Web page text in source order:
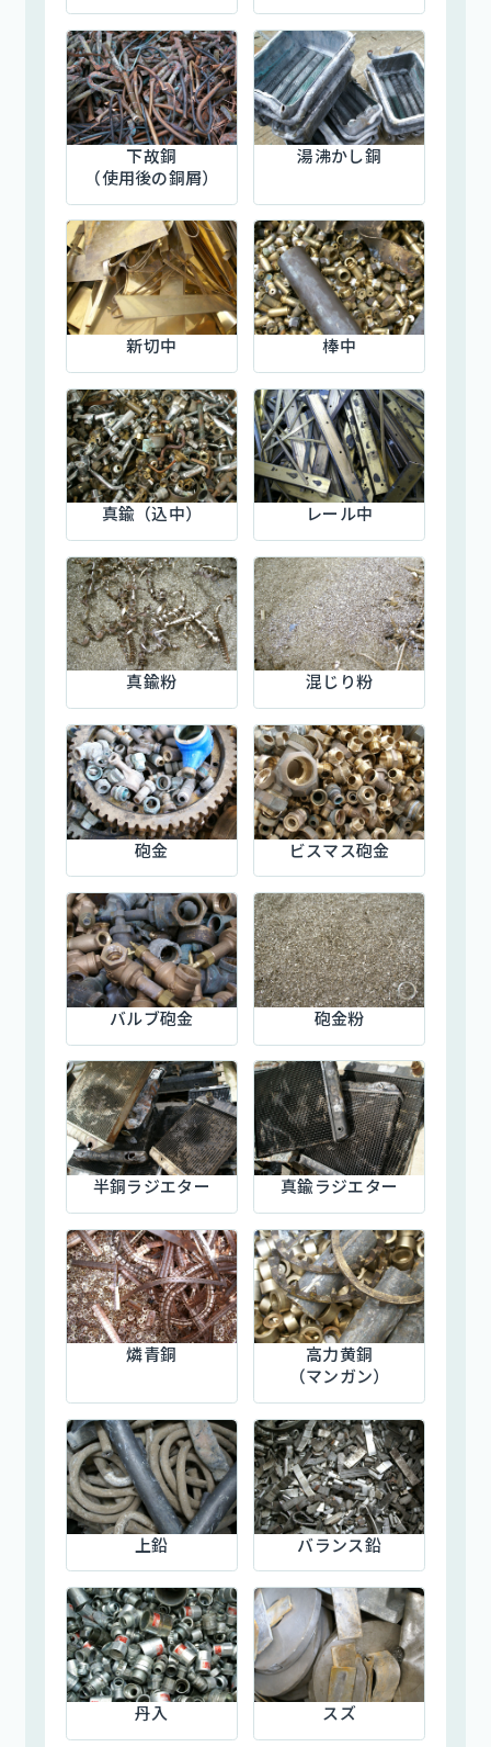
下故銅
（使用後の銅屑）
湯沸かし銅
新切中 棒中
真鍮（込中） レール中
真鍮粉 混じり粉
砲金 ビスマス砲金
バルブ砲金 砲金粉
半銅ラジエター 真鍮ラジエター
燐青銅
高力黄銅
（マンガン）
上鉛 バランス鉛
丹入 スズ